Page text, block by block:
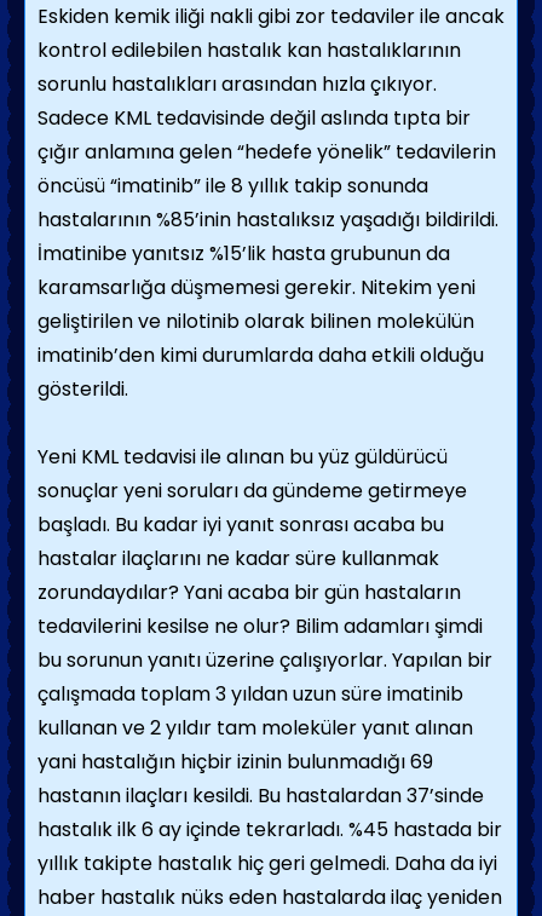
Eskiden kemik iliği nakli gibi zor tedaviler ile ancak
kontrol edilebilen hastalık kan hastalıklarının
sorunlu hastalıkları arasından hızla çıkıyor.
Sadece KML tedavisinde değil aslında tıpta bir
çığır anlamına gelen “hedefe yönelik” tedavilerin
öncüsü “imatinib” ile 8 yıllık takip sonunda
hastalarının %85’inin hastalıksız yaşadığı bildirildi.
İmatinibe yanıtsız %15’lik hasta grubunun da
karamsarlığa düşmemesi gerekir. Nitekim yeni
geliştirilen ve nilotinib olarak bilinen molekülün
imatinib’den kimi durumlarda daha etkili olduğu
gösterildi.
Yeni KML tedavisi ile alınan bu yüz güldürücü
sonuçlar yeni soruları da gündeme getirmeye
başladı. Bu kadar iyi yanıt sonrası acaba bu
hastalar ilaçlarını ne kadar süre kullanmak
zorundaydılar? Yani acaba bir gün hastaların
tedavilerini kesilse ne olur? Bilim adamları şimdi
bu sorunun yanıtı üzerine çalışıyorlar. Yapılan bir
çalışmada toplam 3 yıldan uzun süre imatinib
kullanan ve 2 yıldır tam moleküler yanıt alınan
yani hastalığın hiçbir izinin bulunmadığı 69
hastanın ilaçları kesildi. Bu hastalardan 37’sinde
hastalık ilk 6 ay içinde tekrarladı. %45 hastada bir
yıllık takipte hastalık hiç geri gelmedi. Daha da iyi
haber hastalık nüks eden hastalarda ilaç yeniden